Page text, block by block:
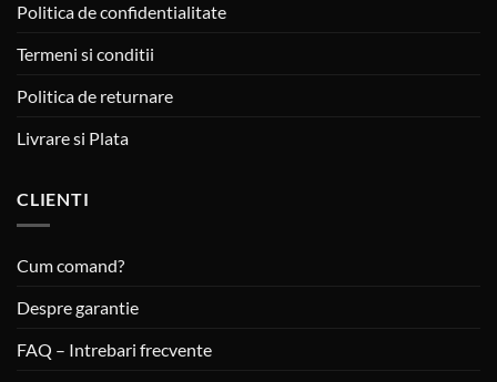
Politica de confidentialitate
Termeni si conditii
Politica de returnare
Livrare si Plata
CLIENTI
Cum comand?
Despre garantie
FAQ – Intrebari frecvente